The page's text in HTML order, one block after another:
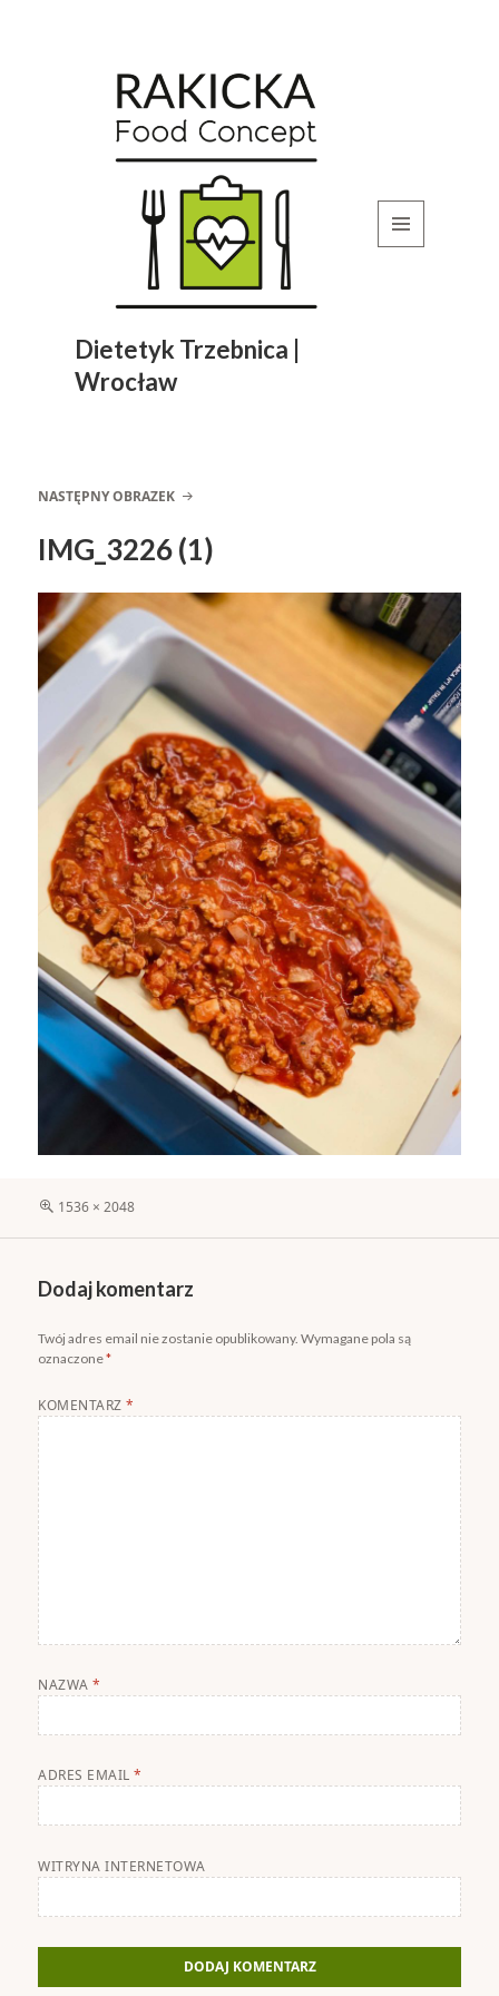
Dietetyk Trzebnica |
Wrocław
NASTĘPNY OBRAZEK
IMG_3226 (1)
Pełny
1536 × 2048
Dodaj komentarz
Twój adres email nie zostanie opublikowany. Wymagane pola są
oznaczone*
KOMENTARZ*
NAZWA*
ADRES EMAIL*
WITRYNA INTERNETOWA